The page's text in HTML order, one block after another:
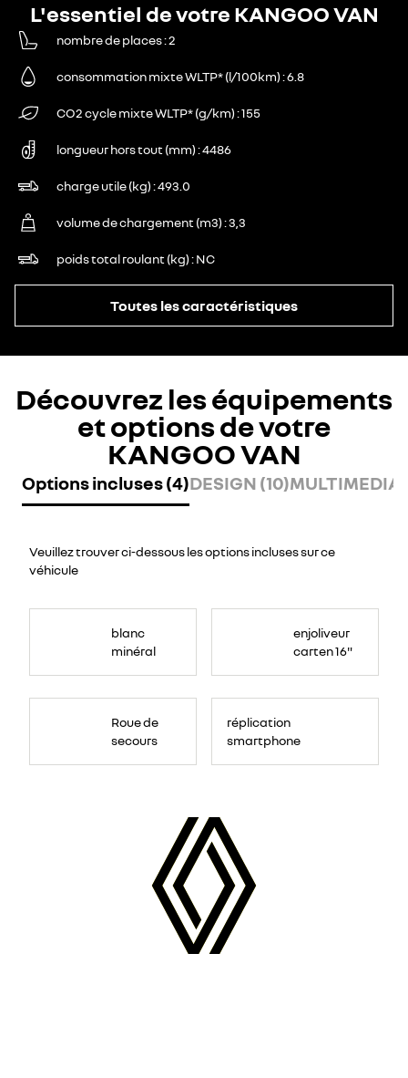
L'essentiel de votre KANGOO VAN
nombre de places 2
consommation mixte WLTP* (l/100km) 6.8
CO2 cycle mixte WLTP* (g/km) 155
longueur hors tout (mm) 4486
charge utile (kg) 493.0
volume de chargement (m3) 3,3
poids total roulant (kg) NC
Toutes les caractéristiques
Découvrez les équipements
et options de votre
KANGOO VAN
Options incluses (4)DESIGN (10)MULTIMEDIA
Veuillez trouver ci-dessous les options incluses sur ce
véhicule
blanc
minéral
enjoliveur
carten 16"
Roue de
secours
réplication
smartphone